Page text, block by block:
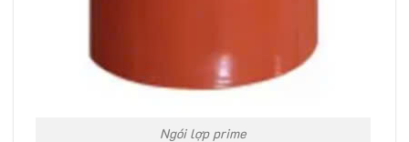
Ngói lợp prime